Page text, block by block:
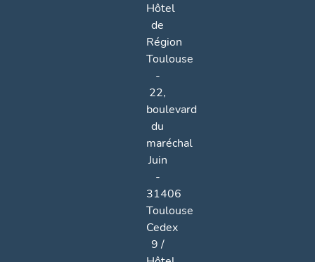
Hôtel
de
Région
Toulouse
-
22,
boulevard
du
maréchal
Juin
-
31406
Toulouse
Cedex
9 /